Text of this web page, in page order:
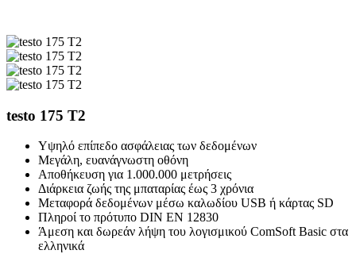
testo 175 T2
Υψηλό επίπεδο ασφάλειας των δεδομένων
Μεγάλη, ευανάγνωστη οθόνη
Αποθήκευση για 1.000.000 μετρήσεις
Διάρκεια ζωής της μπαταρίας έως 3 χρόνια
Μεταφορά δεδομένων μέσω καλωδίου USB ή κάρτας SD
Πληροί το πρότυπο DIN EN 12830
Άμεση και δωρεάν λήψη του λογισμικού ComSoft Basic στα
ελληνικά